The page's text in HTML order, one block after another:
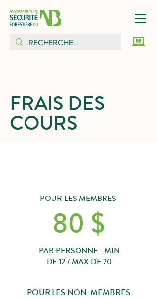
FRAIS DES
COURS
POUR LES MEMBRES
80 $
PAR PERSONNE - MIN
DE 12 / MAX DE 20
POUR LES NON-MEMBRES